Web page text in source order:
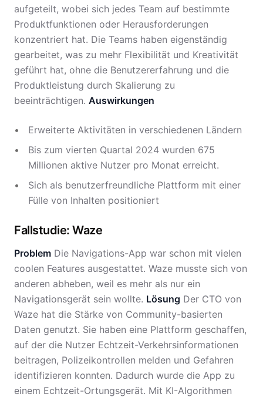
aufgeteilt, wobei sich jedes Team auf bestimmte
Produktfunktionen oder Herausforderungen
konzentriert hat. Die Teams haben eigenständig
gearbeitet, was zu mehr Flexibilität und Kreativität
geführt hat, ohne die Benutzererfahrung und die
Produktleistung durch Skalierung zu
beeinträchtigen. Auswirkungen
Erweiterte Aktivitäten in verschiedenen Ländern
Bis zum vierten Quartal 2024 wurden 675
Millionen aktive Nutzer pro Monat erreicht.
Sich als benutzerfreundliche Plattform mit einer
Fülle von Inhalten positioniert
Fallstudie: Waze
Problem Die Navigations-App war schon mit vielen
coolen Features ausgestattet. Waze musste sich von
anderen abheben, weil es mehr als nur ein
Navigationsgerät sein wollte. Lösung Der CTO von
Waze hat die Stärke von Community-basierten
Daten genutzt. Sie haben eine Plattform geschaffen,
auf der die Nutzer Echtzeit-Verkehrsinformationen
beitragen, Polizeikontrollen melden und Gefahren
identifizieren konnten. Dadurch wurde die App zu
einem Echtzeit-Ortungsgerät. Mit KI-Algorithmen